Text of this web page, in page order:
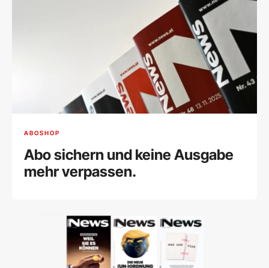
ABOSHOP
Abo sichern und keine Ausgabe
mehr verpassen.